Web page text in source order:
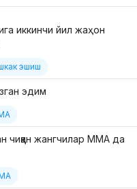
иккинчи йил жаҳон
эшиш
эдим
чиққан жангчилар ММА да